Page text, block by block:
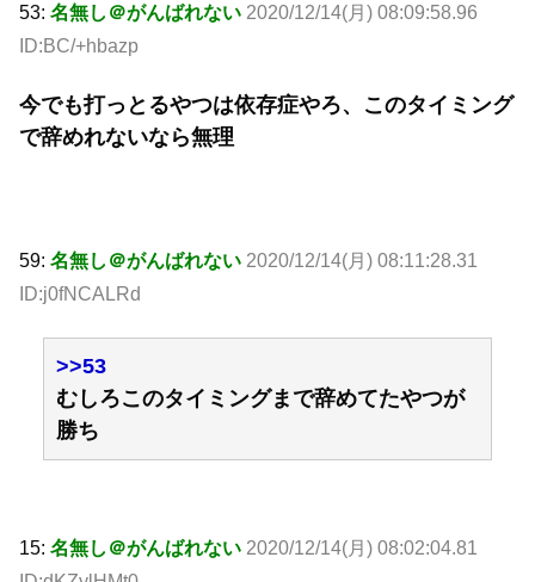
53: 名無し＠がんばれない 2020/12/14(月) 08:09:58.96
ID:BC/+hbazp
今でも打っとるやつは依存症やろ、このタイミング
で辞めれないなら無理
59: 名無し＠がんばれない 2020/12/14(月) 08:11:28.31
ID:j0fNCALRd
>>53
むしろこのタイミングまで辞めてたやつが
勝ち
15: 名無し＠がんばれない 2020/12/14(月) 08:02:04.81